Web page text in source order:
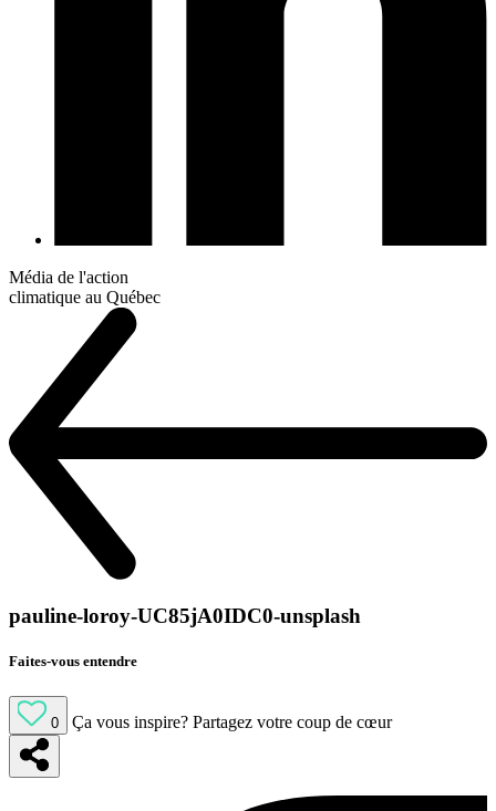
Média de l'action
climatique au Québec
pauline-loroy-UC85jA0IDC0-unsplash
Faites-vous entendre
0 Ça vous inspire? Partagez votre coup de cœur